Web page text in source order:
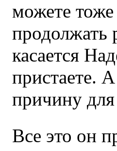
можете
продолжать
касается
пристаете.
причину
Все это он